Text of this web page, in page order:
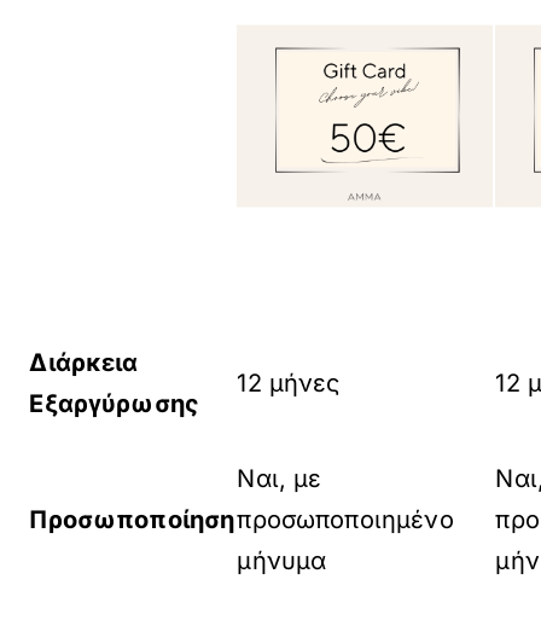
Διάρκεια
Εξαργύρωσης
12 μήνες 12
Προσωποποίηση
Ναι, με
προσωποποιημένο
μήνυμα